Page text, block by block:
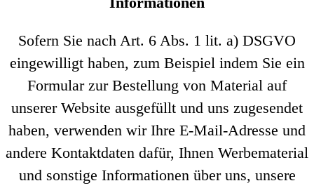
Sofern Sie nach Art. 6 Abs. 1 lit. a) DSGVO
eingewilligt haben, zum Beispiel indem Sie ein
Formular zur Bestellung von Material auf
unserer Website ausgefüllt und uns zugesendet
haben, verwenden wir Ihre E-Mail-Adresse und
andere Kontaktdaten dafür, Ihnen Werbematerial
und sonstige Informationen über uns, unsere